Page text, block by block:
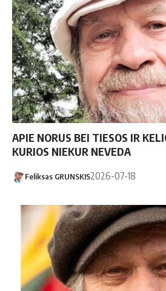
APIE NORUS BEI TIESOS IR
KURIOS NIEKUR NEVEDA
Feliksas GRUNSKIS2026-07-18